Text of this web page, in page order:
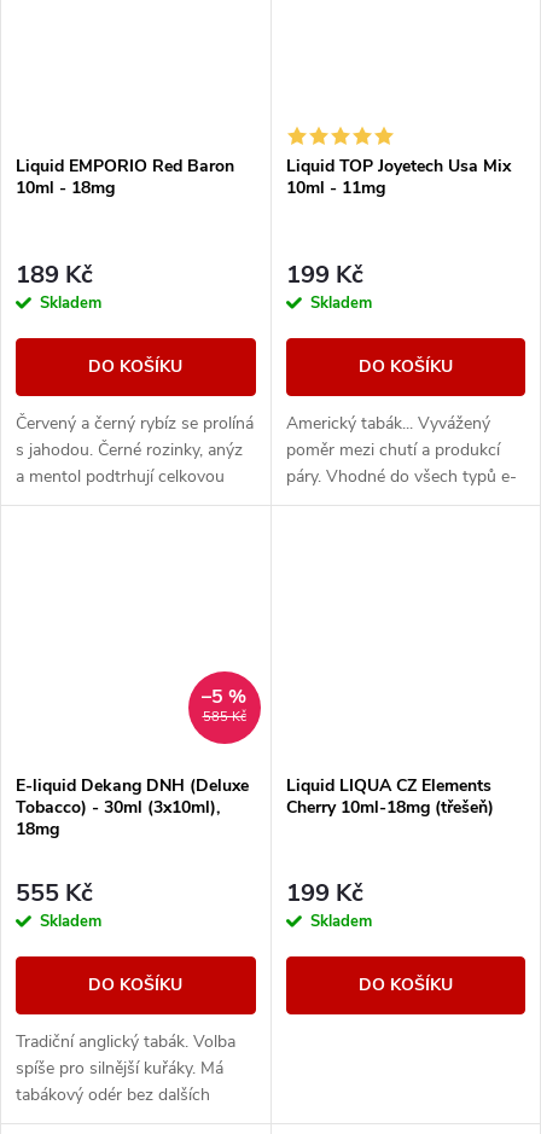
Liquid EMPORIO Red Baron
10ml - 18mg
189 Kč
Skladem
DO KOŠÍKU
Červený a černý rybíz se prolíná
s jahodou. Černé rozinky, anýz
a mentol podtrhují celkovou
kompozici.
Liquid TOP Joyetech Usa Mix
10ml - 11mg
199 Kč
Skladem
DO KOŠÍKU
Americký tabák... Vyvážený
poměr mezi chutí a produkcí
páry. Vhodné do všech typů e-
cigaret
585 Kč
–5 %
E-liquid Dekang DNH (Deluxe
Tobacco) - 30ml (3x10ml),
18mg
555 Kč
Skladem
DO KOŠÍKU
Tradiční anglický tabák. Volba
spíše pro silnější kuřáky. Má
tabákový odér bez dalších
aromatických prvků.
Liquid LIQUA CZ Elements
Cherry 10ml-18mg (třešeň)
199 Kč
Skladem
DO KOŠÍKU